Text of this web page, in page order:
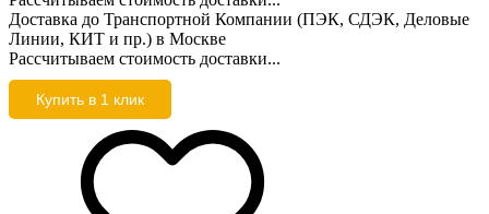
Доставка до Транспортной Компании (ПЭК, СДЭК, Деловые
Линии, КИТ и пр.) в Москве
Рассчитываем стоимость доставки...
Купить в 1 клик